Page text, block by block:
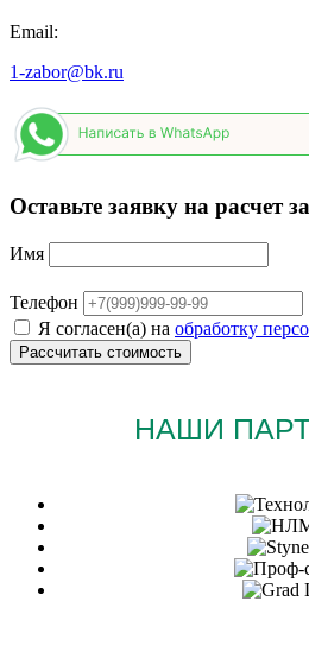
Email:
1-zabor@bk.ru
Оставьте заявку на расчет
Имя
Телефон
Я согласен(а) на обработку
НАШИ